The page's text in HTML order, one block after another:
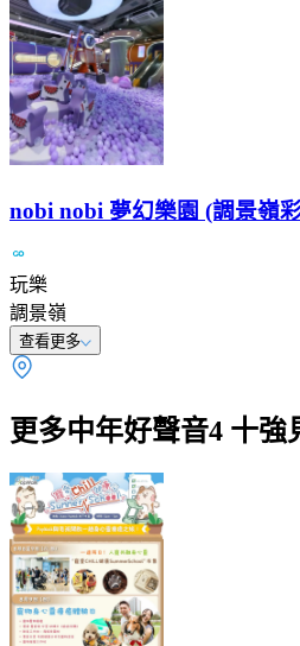
nobi nobi 夢幻樂園 (調景嶺
玩樂
調景嶺
查看更多
更多中年好聲音4 十